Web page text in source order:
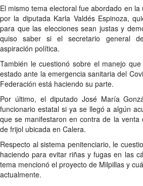
El mismo tema electoral fue abordado en
por la diputada Karla Valdés Espinoza,
para que las elecciones sean justas y
quiso saber si el secretario general
aspiración política.
También le cuestionó sobre el manejo
estado ante la emergencia sanitaria del
Federación está haciendo su parte.
Por último, el diputado José María
funcionario estatal si ya se llegó a algún
que se manifestaron en contra de la venta
de frijol ubicada en Calera.
Respecto al sistema penitenciario, le
haciendo para evitar riñas y fugas en las
tema mencionó el proyecto de Milpillas y
actualmente.